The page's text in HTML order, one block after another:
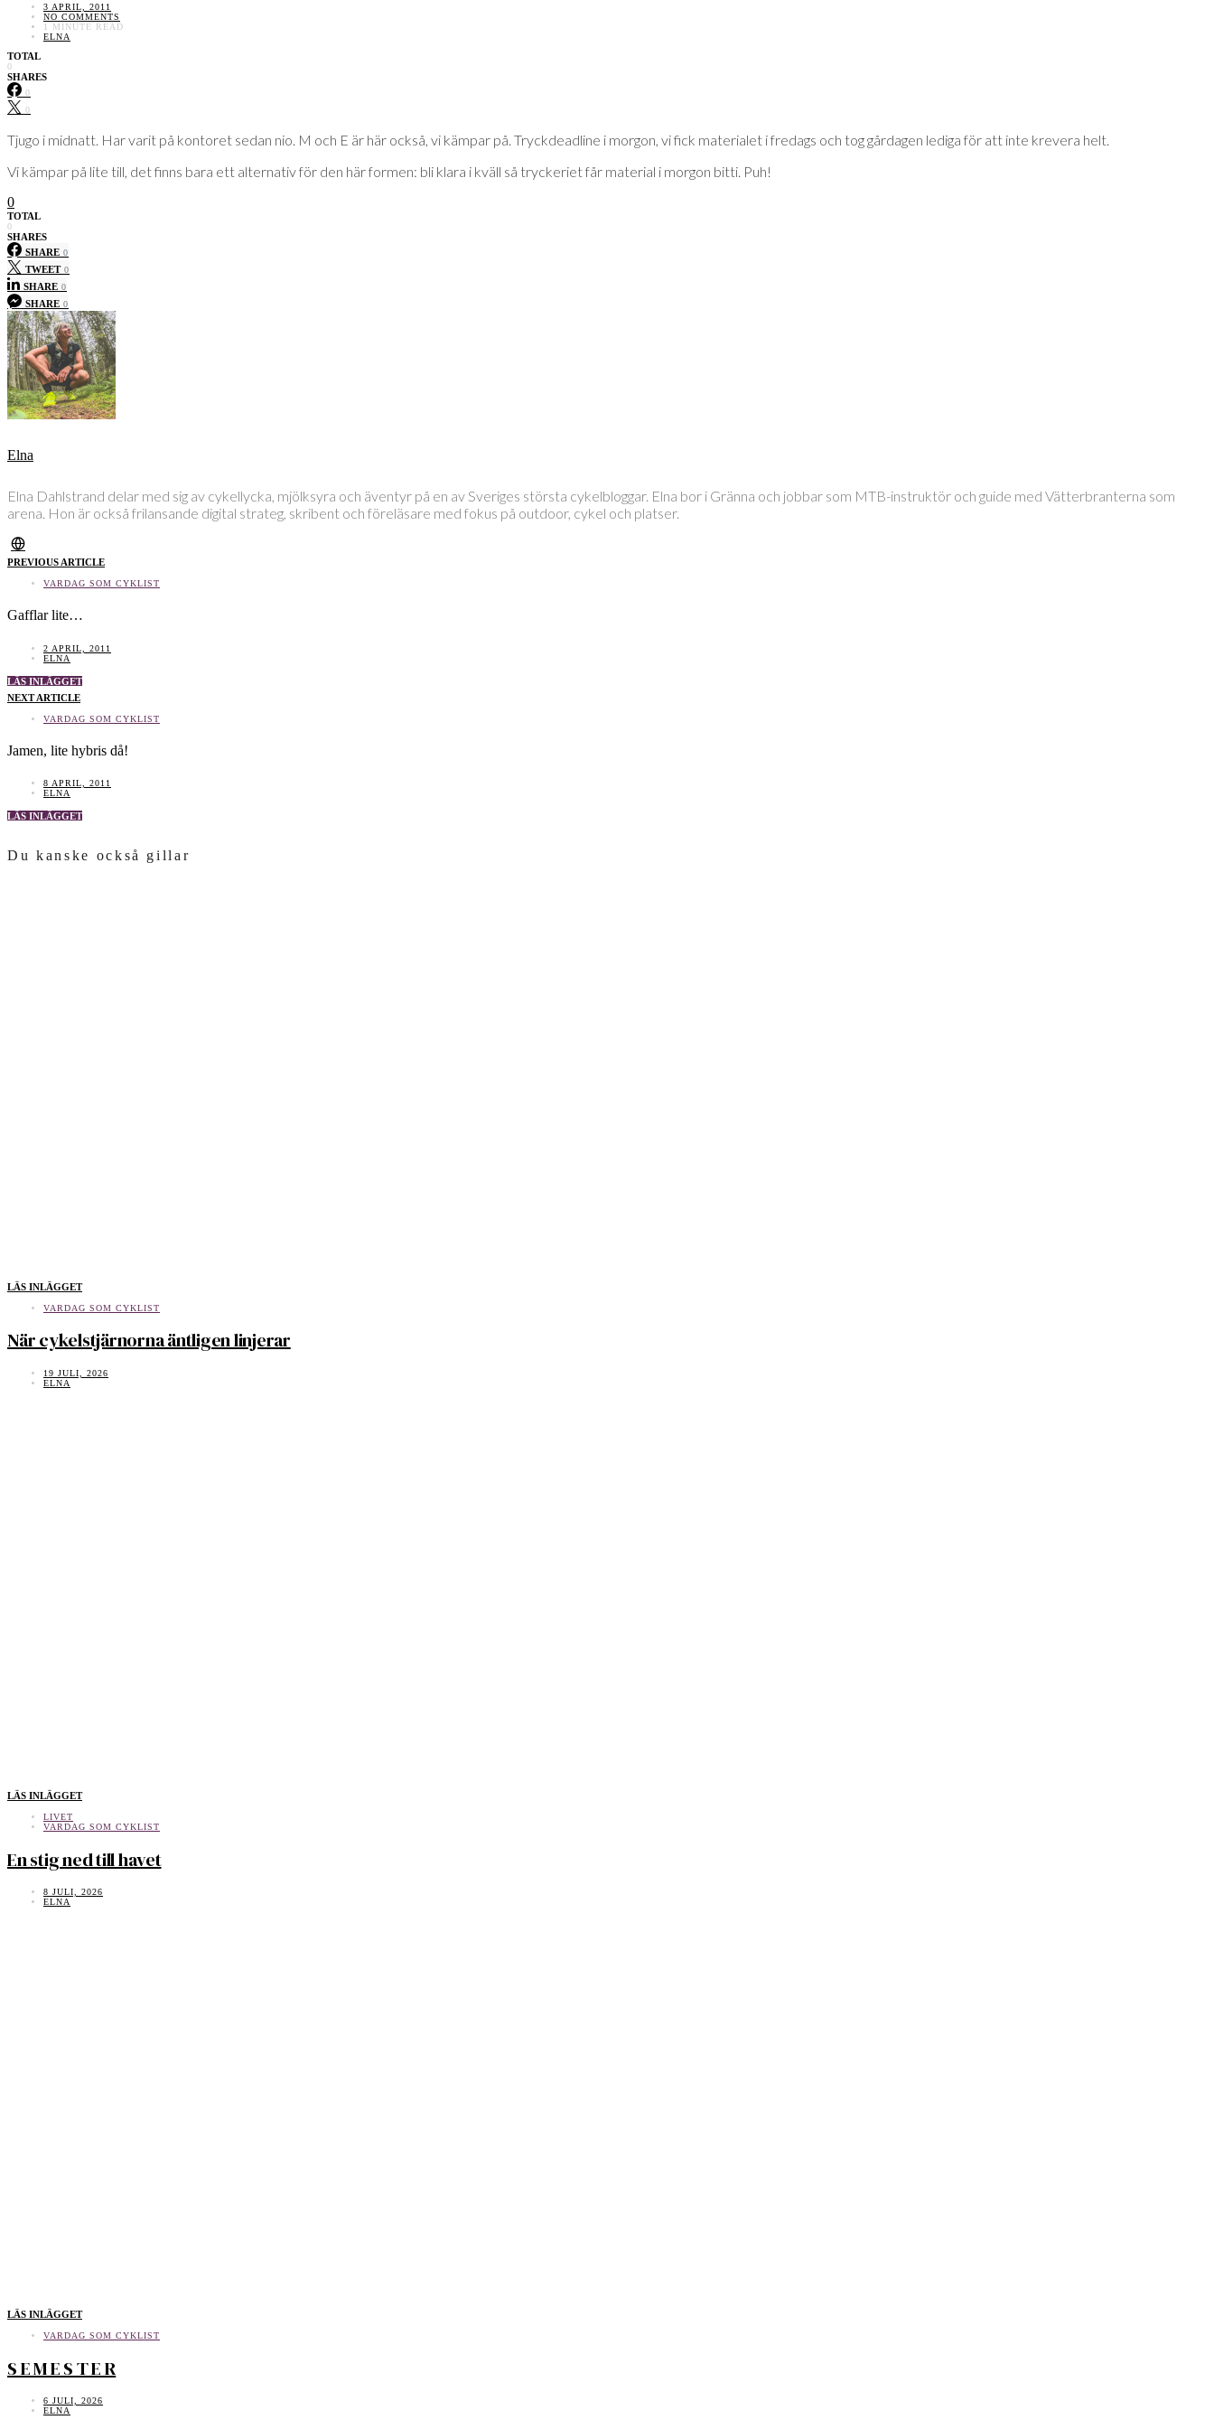
3 APRIL, 2011
NO COMMENTS
1 MINUTE READ
ELNA
TOTAL
0
SHARES
0
0
Tjugo i midnatt. Har varit på kontoret sedan nio. M och E är här också, vi kämpar på. Tryckdeadline i morgon, vi fick materialet i fredags och tog gårdagen lediga för att inte krevera helt.
Vi kämpar på lite till, det finns bara ett alternativ för den här formen: bli klara i kväll så tryckeriet får material i morgon bitti. Puh!
0
TOTAL
0
SHARES
SHARE 0
TWEET 0
SHARE 0
SHARE 0
Elna
Elna Dahlstrand delar med sig av cykellycka, mjölksyra och äventyr på en av Sveriges största cykelbloggar. Elna bor i Gränna och jobbar som MTB-instruktör och guide med Vätterbranterna som
arena. Hon är också frilansande digital strateg, skribent och föreläsare med fokus på outdoor, cykel och platser.
PREVIOUS ARTICLE
VARDAG SOM CYKLIST
Gafflar lite…
2 APRIL, 2011
ELNA
LÄS INLÄGGET
NEXT ARTICLE
VARDAG SOM CYKLIST
Jamen, lite hybris då!
8 APRIL, 2011
ELNA
LÄS INLÄGGET
Du kanske också gillar
LÄS INLÄGGET
VARDAG SOM CYKLIST
När cykelstjärnorna äntligen linjerar
19 JULI, 2026
ELNA
LÄS INLÄGGET
LIVET
VARDAG SOM CYKLIST
En stig ned till havet
8 JULI, 2026
ELNA
LÄS INLÄGGET
VARDAG SOM CYKLIST
S E M E S T E R
6 JULI, 2026
ELNA